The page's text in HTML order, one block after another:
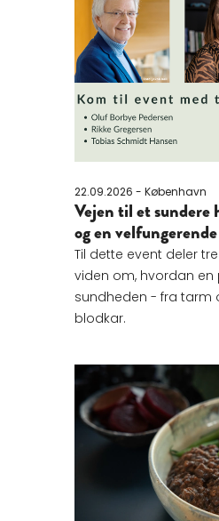
22.09.2026 - København
Vejen til et sundere
og en
Til dette event deler
viden om, hvordan en
sundheden - fra tarm
blodkar.
Læs mere om